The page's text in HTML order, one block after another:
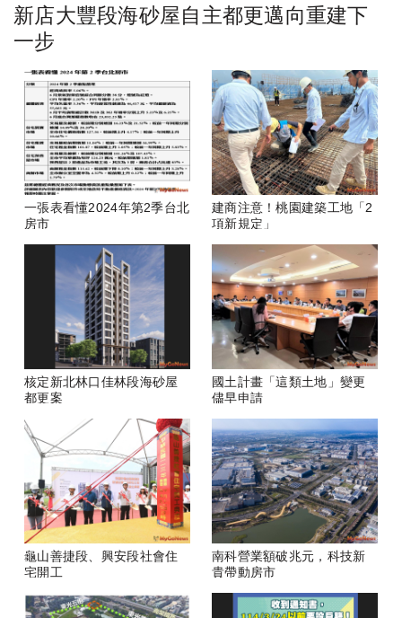
新店大豐段海砂屋自主都更邁向重建下
一步
一張表看懂2024年第2季台北
房市
建商注意！桃園建築工地「2
項新規定」
核定新北林口佳林段海砂屋
都更案
國土計畫「這類土地」變更
儘早申請
龜山善捷段、興安段社會住
宅開工
南科營業額破兆元，科技新
貴帶動房市